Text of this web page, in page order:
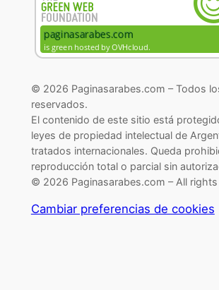
© 2026 Paginasarabes.com – Todos
reservados.
El contenido de este sitio está
leyes de propiedad intelectual de
tratados internacionales. Queda
reproducción total o parcial sin
© 2026 Paginasarabes.com – All
Cambiar preferencias de cookies